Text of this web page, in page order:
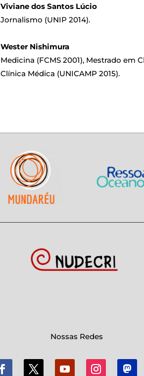
Viviane dos Santos Lúcio
Jornalismo (UNIP 2014).
Wester Nishimura
Medicina (FCMS 2001), Mestrado em
Clínica Médica (UNICAMP 2015).
Nossas Redes